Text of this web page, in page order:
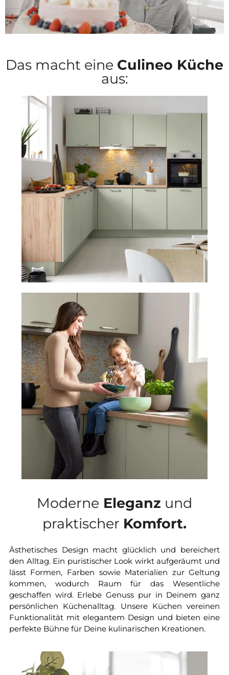
Das macht eine Culineo Küche
aus:
Moderne Eleganz und
praktischer Komfort.
Ästhetisches Design macht glücklich und bereichert
den Alltag. Ein puristischer Look wirkt aufgeräumt und
lässt Formen, Farben sowie Materialien zur Geltung
kommen, wodurch Raum für das Wesentliche
geschaffen wird. Erlebe Genuss pur in Deinem ganz
persönlichen Küchenalltag. Unsere Küchen vereinen
Funktionalität mit elegantem Design und bieten eine
perfekte Bühne für Deine kulinarischen Kreationen.